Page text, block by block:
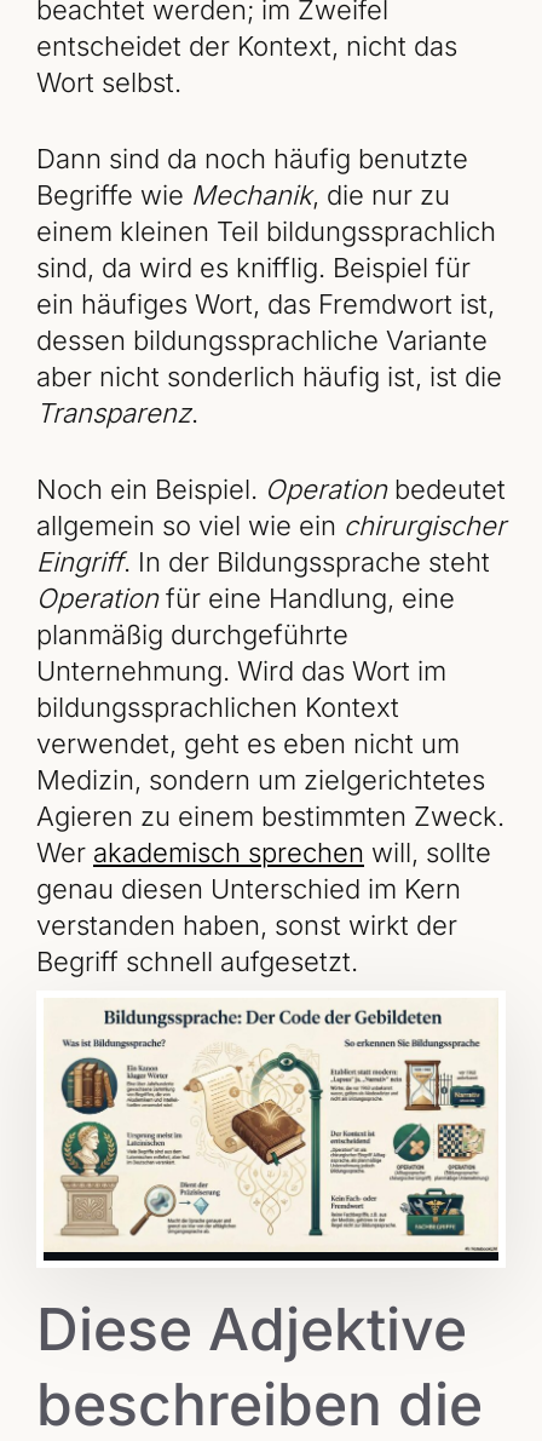
beachtet werden; im Zweifel
entscheidet der Kontext, nicht das
Wort selbst.
Dann sind da noch häufig benutzte
Begriffe wie Mechanik, die nur zu
einem kleinen Teil bildungssprachlich
sind, da wird es knifflig. Beispiel für
ein häufiges Wort, das Fremdwort ist,
dessen bildungssprachliche Variante
aber nicht sonderlich häufig ist, ist die
Transparenz.
Noch ein Beispiel. Operationbedeutet
allgemein so viel wie ein chirurgischer
Eingriff. In der Bildungssprache steht
Operationfür eine Handlung, eine
planmäßig durchgeführte
Unternehmung. Wird das Wort im
bildungssprachlichen Kontext
verwendet, geht es eben nicht um
Medizin, sondern um zielgerichtetes
Agieren zu einem bestimmten Zweck.
Wer akademisch sprechen will, sollte
genau diesen Unterschied im Kern
verstanden haben, sonst wirkt der
Begriff schnell aufgesetzt.
Diese Adjektive
beschreiben die